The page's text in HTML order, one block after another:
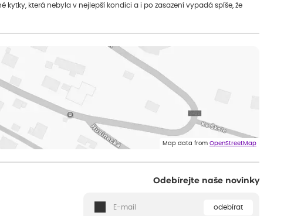
která nebyla v nejlepší kondici a i po zasazení vypadá spíše, že
Map data from OpenStreetMap
Odebírejte naše novinky
odebírat